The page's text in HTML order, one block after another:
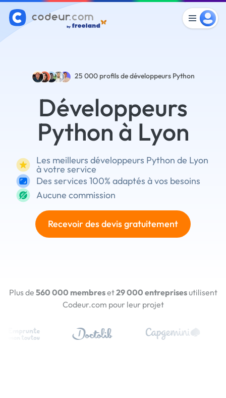
25 000profils de développeurs Python
Développeurs
Python à Lyon
Les meilleurs développeurs Python de Lyon
à votre service
Des services 100% adaptés à vos besoins
Aucune commission
Recevoir des devis gratuitement
Plus de 560 000 membreset29 000 entreprisesutilisent
Codeur.com pour leur projet